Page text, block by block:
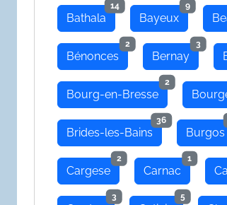
Bathala
14
Bayeux
9
Bénonces
2
Bernay
3
Bourg-en-Bresse
2
Brides-les-Bains
36
Burgos
Cargese
2
Carnac
1
3 5